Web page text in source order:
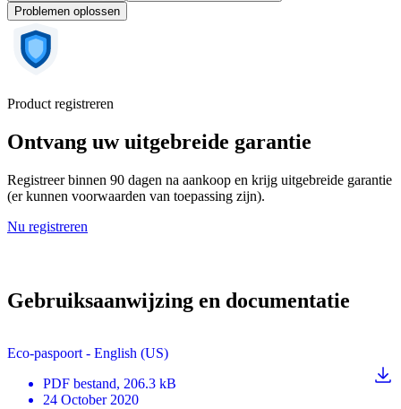
Problemen oplossen
Product registreren
Ontvang uw uitgebreide garantie
Registreer binnen 90 dagen na aankoop en krijg uitgebreide garantie
(er kunnen voorwaarden van toepassing zijn).
Nu registreren
Gebruiksaanwijzing en documentatie
Eco-paspoort - English (US)
PDF bestand, 206.3 kB
24 October 2020